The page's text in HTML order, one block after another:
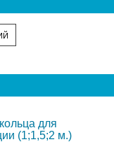
для
(1;1,5;2 м.)